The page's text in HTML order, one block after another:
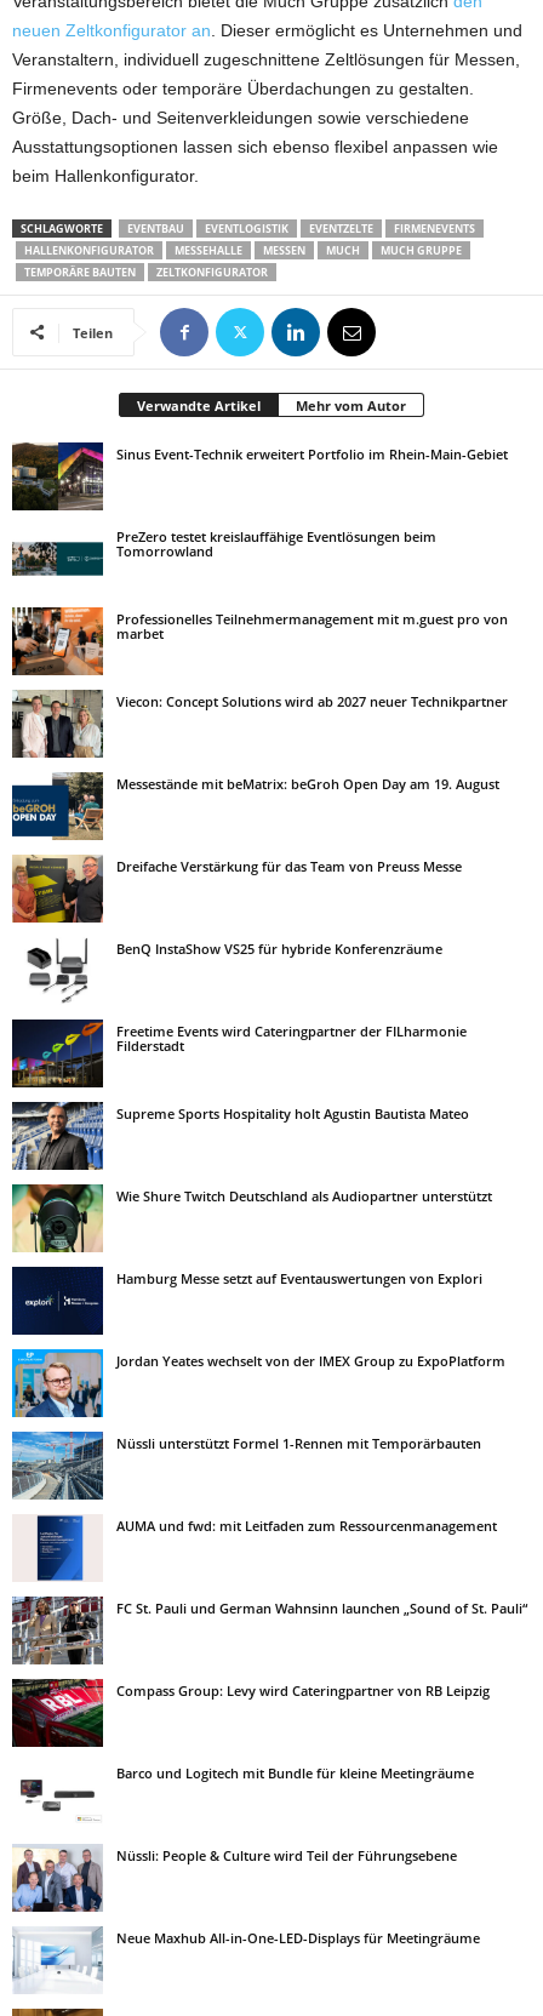
neuen Zeltkonfigurator an . Dieser ermöglicht es Unternehmen und
Veranstaltern, individuell zugeschnittene Zeltlösungen für Messen,
Firmenevents oder temporäre Überdachungen zu gestalten.
Größe, Dach- und Seitenverkleidungen sowie verschiedene
Ausstattungsoptionen lassen sich ebenso flexibel anpassen wie
beim Hallenkonfigurator.
SCHLAGWORTE EVENTBAU EVENTLOGISTIK EVENTZELTE
FIRMENEVENTS
HALLENKONFIGURATOR
MESSEHALLE MESSEN MUCH
MUCH GRUPPE
TEMPORÄRE BAUTEN
ZELTKONFIGURATOR
Teilen
Verwandte Artikel Mehr vom Autor
Sinus Event-Technik erweitert Portfolio im Rhein-Main-Gebiet
PreZero testet kreislauffähige Eventlösungen beim
Tomorrowland
Professionelles Teilnehmermanagement mit m.guest pro von
marbet
Viecon: Concept Solutions wird ab 2027 neuer Technikpartner
Messestände mit beMatrix: beGroh Open Day am 19. August
Dreifache Verstärkung für das Team von Preuss Messe
BenQ InstaShow VS25 für hybride Konferenzräume
Freetime Events wird Cateringpartner der FILharmonie
Filderstadt
Supreme Sports Hospitality holt Agustin Bautista Mateo
Wie Shure Twitch Deutschland als Audiopartner unterstützt
Hamburg Messe setzt auf Eventauswertungen von Explori
Jordan Yeates wechselt von der IMEX Group zu ExpoPlatform
Nüssli unterstützt Formel 1-Rennen mit Temporärbauten
AUMA und fwd: mit Leitfaden zum Ressourcenmanagement
FC St. Pauli und German Wahnsinn launchen „Sound of St. Pauli“
Compass Group: Levy wird Cateringpartner von RB Leipzig
Barco und Logitech mit Bundle für kleine Meetingräume
Nüssli: People & Culture wird Teil der Führungsebene
Neue Maxhub All-in-One-LED-Displays für Meetingräume